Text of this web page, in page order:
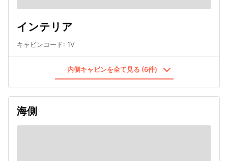
インテリア
キャビンコード: 1V
内側キャビンを全て見る (6件)
海側